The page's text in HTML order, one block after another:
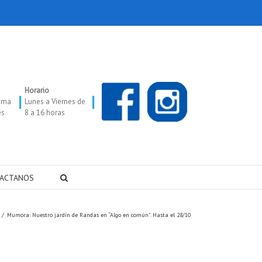
|
Horario
Lunes a Viernes de
8 a 16 horas
|
/ Mumora: Nuestro jardín de Randas en “Algo en común”. Hasta el 28/10